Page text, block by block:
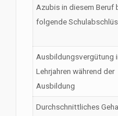
Azubis in diesem Beruf
folgende
Ausbildungsvergütung
Lehrjahren während der
Ausbildung
Durchschnittliches